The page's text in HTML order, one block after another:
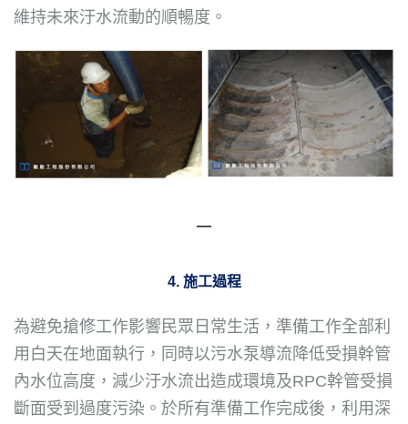
維持未來汙水流動的順暢度。
―
4. 施工過程
為避免搶修工作影響民眾日常生活，準備工作全部利
用白天在地面執行，同時以污水泵導流降低受損幹管
內水位高度，減少汙水流出造成環境及RPC幹管受損
斷面受到過度污染。於所有準備工作完成後，利用深